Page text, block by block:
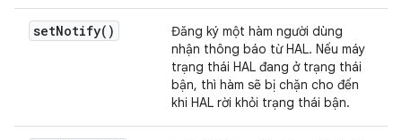
setNotify( )
Đăng ký một hàm người dùng
nhận thông báo từ HAL. Nếu máy
trạng thái HAL đang ở trạng thái
bận, thì hàm sẽ bị chặn cho đến
khi HAL rời khỏi trạng thái bận.